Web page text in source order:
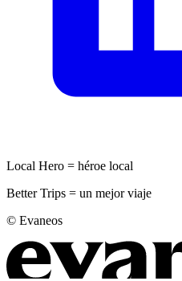
Local Hero = héroe local
Better Trips = un mejor viaje
© Evaneos